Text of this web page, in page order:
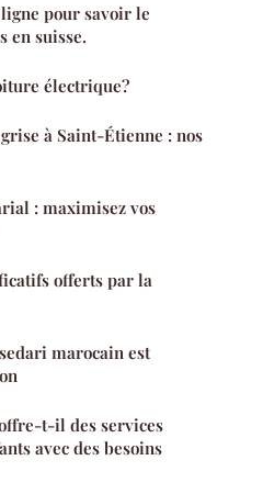
pour savoir le
en suisse.
électrique?
à Saint-Étienne : nos
: maximisez vos
offerts par la
marocain est
t-il des services
avec des besoins